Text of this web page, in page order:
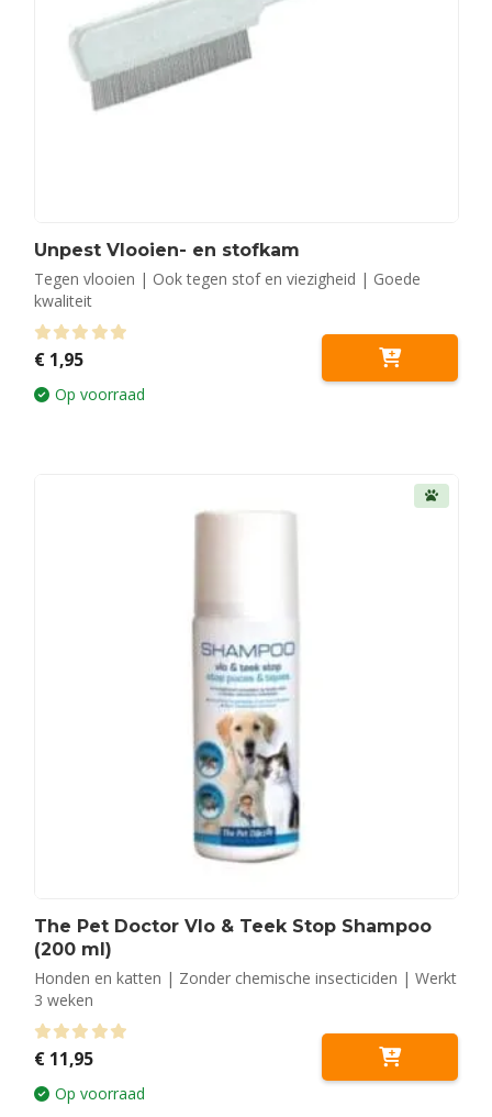
Unpest Vlooien- en stofkam
Tegen vlooien | Ook tegen stof en viezigheid | Goede
kwaliteit
0 out of 5
€1,95
Op voorraad
The Pet Doctor Vlo & Teek Stop Shampoo
(200 ml)
Honden en katten | Zonder chemische insecticiden | Werkt
3 weken
0 out of 5
€11,95
Op voorraad